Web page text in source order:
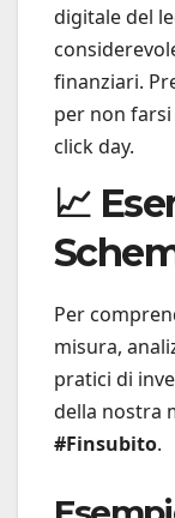
digitale del
finanziari.
per non
click day.
📈
Per
misura,
pratici di
della nostra
#Finsubito.